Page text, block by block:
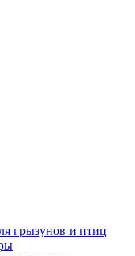
грызунов и птиц